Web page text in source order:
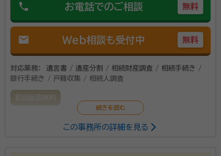
phone お電話でのご相談 無料
mail Web相談も受付中 無料
対応業務：
遺言書 / 遺産分割 / 相続財産調査 / 相続手続き /
銀行手続き / 戸籍収集 / 相続人調査
初回面談無料
当事務所は、旭川市だけではなく、北海道内であればど
この事務所の詳細を見る